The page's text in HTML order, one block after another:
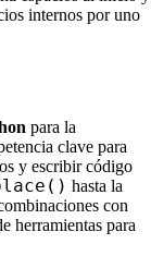
internos por uno
para la
clave para
y escribir código
hasta la
con
herramientas para